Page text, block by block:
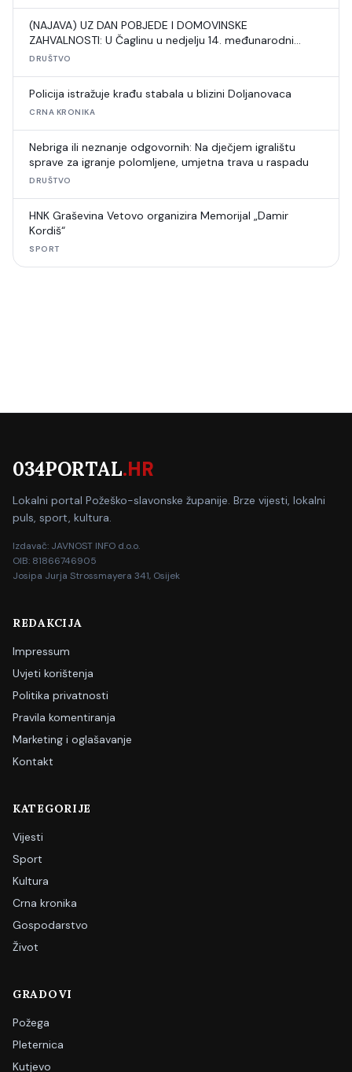
(NAJAVA) UZ DAN POBJEDE I DOMOVINSKE
ZAHVALNOSTI: U Čaglinu u nedjelju 14. međunarodni
šahovski turnir
DRUŠTVO
Policija istražuje krađu stabala u blizini Doljanovaca
CRNA KRONIKA
Nebriga ili neznanje odgovornih: Na dječjem igralištu
sprave za igranje polomljene, umjetna trava u raspadu
DRUŠTVO
HNK Graševina Vetovo organizira Memorijal „Damir
Kordiš“
SPORT
034PORTAL.HR
Lokalni portal Požeško-slavonske županije. Brze vijesti, lokalni
puls, sport, kultura.
Izdavač: JAVNOST INFO d.o.o.
OIB: 81866746905
Josipa Jurja Strossmayera 341, Osijek
REDAKCIJA
Impressum
Uvjeti korištenja
Politika privatnosti
Pravila komentiranja
Marketing i oglašavanje
Kontakt
KATEGORIJE
Vijesti
Sport
Kultura
Crna kronika
Gospodarstvo
Život
GRADOVI
Požega
Pleternica
Kutjevo